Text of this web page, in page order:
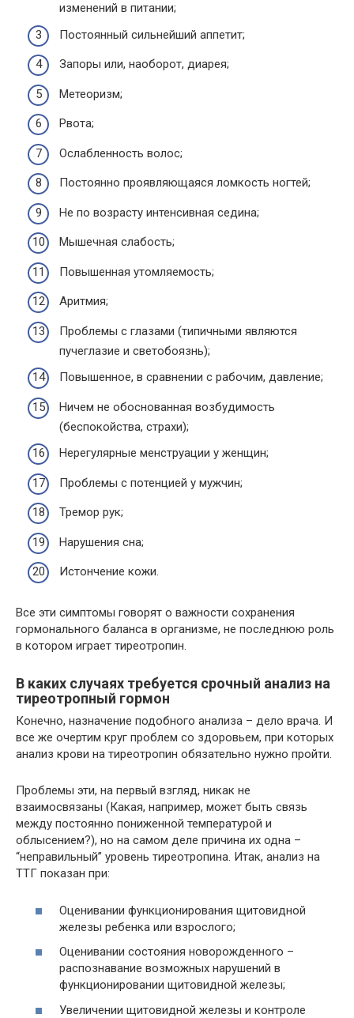
изменений в питании;
Постоянный сильнейший аппетит;
Запоры или, наоборот, диарея;
Метеоризм;
Рвота;
Ослабленность волос;
Постоянно проявляющаяся ломкость ногтей;
Не по возрасту интенсивная седина;
Мышечная слабость;
Повышенная утомляемость;
Аритмия;
Проблемы с глазами (типичными являются
пучеглазие и светобоязнь);
Повышенное, в сравнении с рабочим, давление;
Ничем не обоснованная возбудимость
(беспокойства, страхи);
Нерегулярные менструации у женщин;
Проблемы с потенцией у мужчин;
Тремор рук;
Нарушения сна;
Истончение кожи.
Все эти симптомы говорят о важности сохранения
гормонального баланса в организме, не последнюю роль
в котором играет тиреотропин.
В каких случаях требуется срочный анализ на
тиреотропный гормон
Конечно, назначение подобного анализа – дело врача. И
все же очертим круг проблем со здоровьем, при которых
анализ крови на тиреотропин обязательно нужно пройти.
Проблемы эти, на первый взгляд, никак не
взаимосвязаны (Какая, например, может быть связь
между постоянно пониженной температурой и
облысением?), но на самом деле причина их одна –
“неправильный” уровень тиреотропина. Итак, анализ на
ТТГ показан при:
Оценивании функционирования щитовидной
железы ребенка или взрослого;
Оценивании состояния новорожденного –
распознавание возможных нарушений в
функционировании щитовидной железы;
Увеличении щитовидной железы и контроле